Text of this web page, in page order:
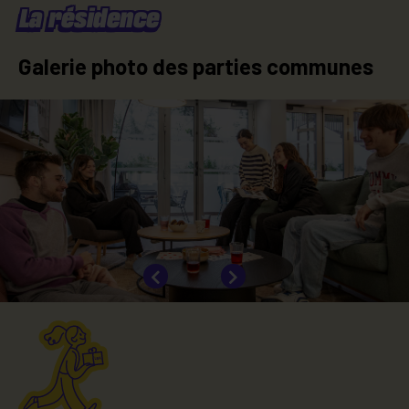
La résidence
Galerie photo des parties communes